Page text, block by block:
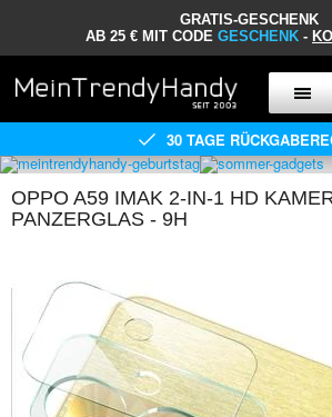
GRATIS-GESCHENK
AB 25 € MIT CODE GESCHENK -
30 TAGE
OPPO A59 IMAK 2-IN-1 HD
PANZERGLAS - 9H